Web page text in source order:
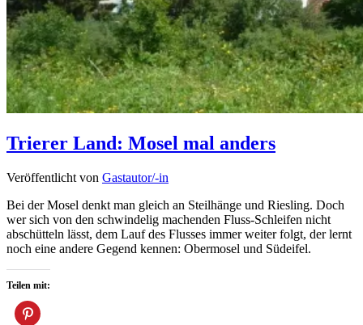
Trierer Land: Mosel mal anders
Veröffentlicht von Gastautor/-in
Bei der Mosel denkt man gleich an Steilhänge und Riesling. Doch
wer sich von den schwindelig machenden Fluss-Schleifen nicht
abschütteln lässt, dem Lauf des Flusses immer weiter folgt, der lernt
noch eine andere Gegend kennen: Obermosel und Südeifel.
Teilen mit: